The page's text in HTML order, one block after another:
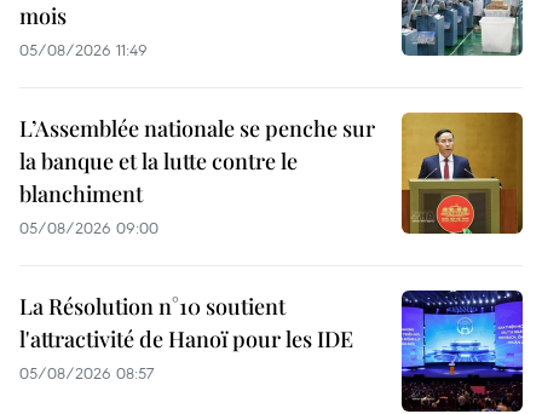
mois
05/08/2026 11:49
L’Assemblée nationale se penche sur
la banque et la lutte contre le
blanchiment
05/08/2026 09:00
La Résolution n°10 soutient
l'attractivité de Hanoï pour les IDE
05/08/2026 08:57